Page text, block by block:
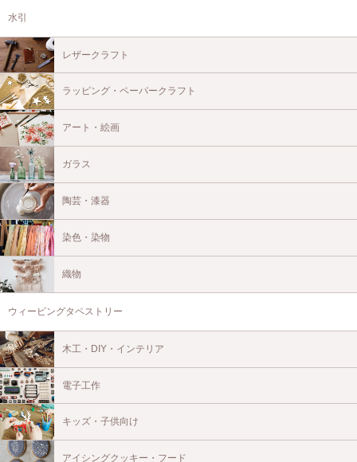
水引
レザークラフト
ラッピング・ペーパークラフト
アート・絵画
ガラス
陶芸・漆器
染色・染物
織物
ウィービングタペストリー
木工・DIY・インテリア
電子工作
キッズ・子供向け
アイシングクッキー・フード